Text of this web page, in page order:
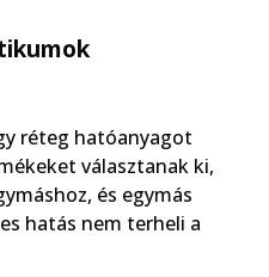
réteg hatóanyagot
választanak ki,
és egymás
hatás nem terheli a